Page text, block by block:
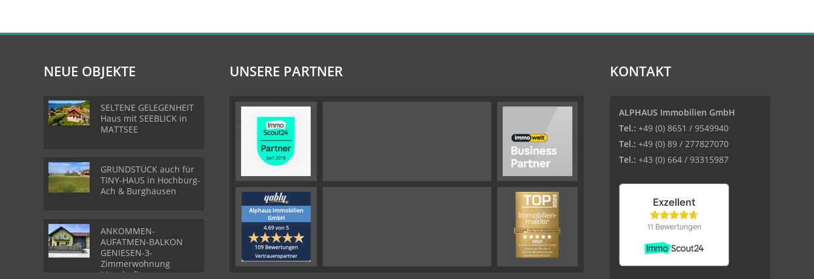
NEUE OBJEKTE
SELTENE GELEGENHEIT
Haus mit SEEBLICK in
MATTSEE
GRUNDSTÜCK auch für
TINY-HAUS in Hochburg-
Ach & Burghausen
ANKOMMEN-
AUFATMEN-BALKON
GENIESEN-3-
Zimmerwohnung
Munderfing
UNSERE PARTNER KONTAKT
ALPHAUS Immobilien GmbH
Tel.: +49 (0) 8651 / 9549940
Tel.: +49 (0) 89 / 277827070
Tel.: +43 (0) 664 / 93315987